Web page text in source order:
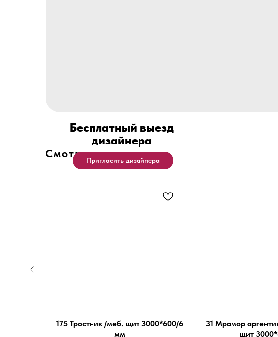
Смотрите также
175 Тростник /меб. щит 3000*600/6
мм
31 Мрамор
щит
Бесплатный выезд
дизайнера
Пригласить дизайнера